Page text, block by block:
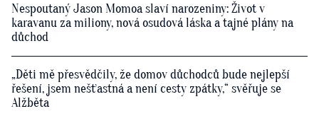
Nespoutaný Jason Momoa slaví narozeniny: Život v
karavanu za miliony, nová osudová láska a tajné plány na
důchod
„Děti mě přesvědčily, že domov důchodců bude nejlepší
řešení, jsem nešťastná a není cesty zpátky,“ svěřuje se
Alžběta